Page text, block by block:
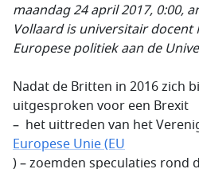
maandag 24 april 2017, 0:00,
Vollaard is universitair docent
Europese politiek aan de
Nadat de Britten in 2016 zich
uitgesproken voor een Brexit
– het uittreden van het
Europese Unie (EU
) – zoemden speculaties rond